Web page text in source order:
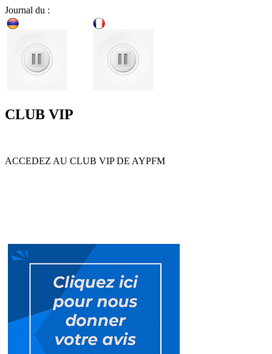
Journal du :
CLUB VIP
ACCEDEZ AU CLUB VIP DE AYPFM